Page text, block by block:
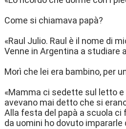
Come si chiamava papà?
«Raul Julio. Raul è il nome di
Venne in Argentina a studiare
Morì che lei era bambino, per
«Mamma ci sedette sul letto e
avevano mai detto che si
Alla festa del papà a scuola ci
da uomini ho dovuto impararle